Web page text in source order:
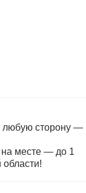
любую сторону —
месте — до 1